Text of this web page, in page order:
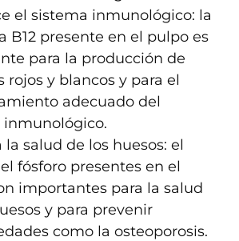
el sistema inmunológico: la
B12 presente en el pulpo es
para la producción de
rojos y blancos y para el
adecuado del
inmunológico.
la salud de los huesos: el
fósforo presentes en el
importantes para la salud
y para prevenir
como la osteoporosis.